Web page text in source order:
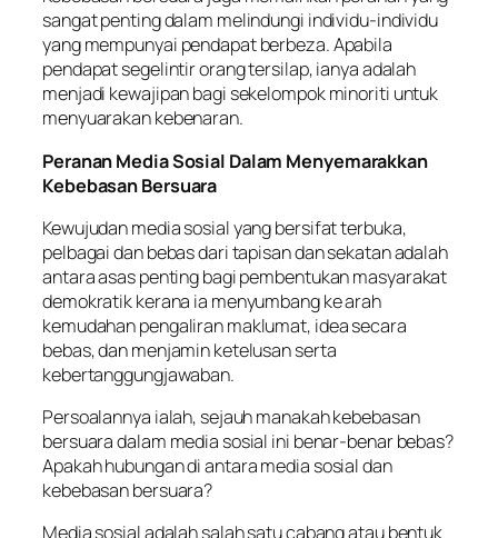
sangat penting dalam melindungi individu-individu
yang mempunyai pendapat berbeza. Apabila
pendapat segelintir orang tersilap, ianya adalah
menjadi kewajipan bagi sekelompok minoriti untuk
menyuarakan kebenaran.
Peranan Media Sosial Dalam Menyemarakkan
Kebebasan Bersuara
Kewujudan media sosial yang bersifat terbuka,
pelbagai dan bebas dari tapisan dan sekatan adalah
antara asas penting bagi pembentukan masyarakat
demokratik kerana ia menyumbang ke arah
kemudahan pengaliran maklumat, idea secara
bebas, dan menjamin ketelusan serta
kebertanggungjawaban.
Persoalannya ialah, sejauh manakah kebebasan
bersuara dalam media sosial ini benar-benar bebas?
Apakah hubungan di antara media sosial dan
kebebasan bersuara?
Media sosial adalah salah satu cabang atau bentuk